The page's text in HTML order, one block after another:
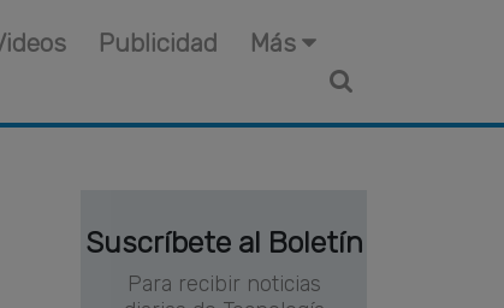
Publicidad Más
Suscríbete al Boletín
Para recibir noticias